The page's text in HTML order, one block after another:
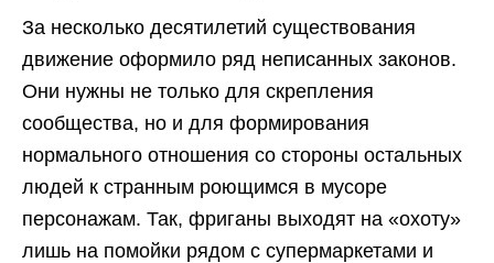
За несколько десятилетий существования
движение оформило ряд неписанных законов.
Они нужны не только для скрепления
сообщества, но и для формирования
нормального отношения со стороны остальных
людей к странным роющимся в мусоре
персонажам. Так, фриганы выходят на «охоту»
лишь на помойки рядом с супермаркетами и